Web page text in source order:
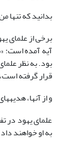
بدانید که تنها
برخی از علمای
آیه آمده است:
قرار گرفته
و از آنها،
علمای یهود در
به او خواهند داد (همان: 363). در تلمود